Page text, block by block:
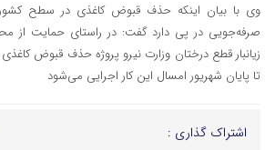
صرفه‌جویی در پی دارد گفت: در راستای حمایت از
زیانبار قطع درختان وزارت نیرو پروژه حذف قبوض کاغذی
تا پایان شهریور امسال این کار اجرایی می‌شود
اشتراک گذاری :